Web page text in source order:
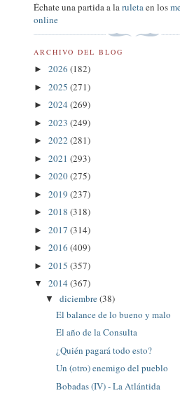
Échate una partida a laruletaen los
online
ARCHIVO DEL BLOG
► 2026 (182)
► 2025 (271)
► 2024 (269)
► 2023 (249)
► 2022 (281)
► 2021 (293)
► 2020(275)
► 2019 (237)
► 2018 (318)
► 2017 (314)
► 2016 (409)
► 2015 (357)
▼ 2014 (367)
▼ diciembre(38)
El balance de lo bueno y malo
El año de la Consulta
¿Quién pagará todo esto?
Un (otro) enemigo del pueblo
Bobadas (IV) - La Atlántida